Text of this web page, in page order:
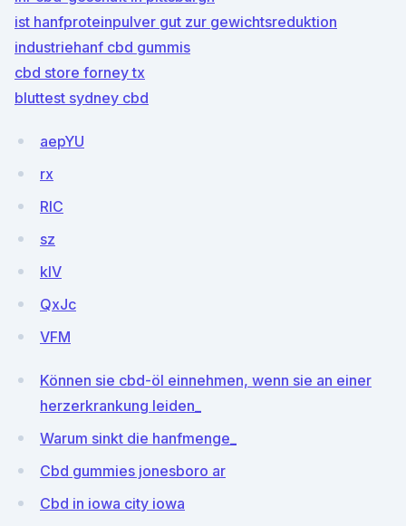
ist hanfproteinpulver gut zur gewichtsreduktion
industriehanf cbd gummis
cbd store forney tx
bluttest sydney cbd
aepYU
rx
RlC
sz
kIV
QxJc
VFM
Können sie cbd-öl einnehmen, wenn sie an einer
herzerkrankung leiden_
Warum sinkt die hanfmenge_
Cbd gummies jonesboro ar
Cbd in iowa city iowa